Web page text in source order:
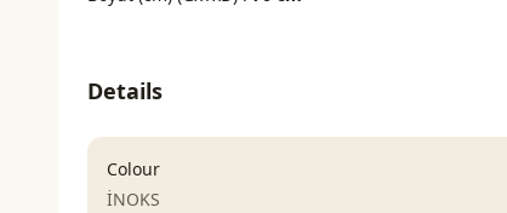
Details
Colour
İNOKS